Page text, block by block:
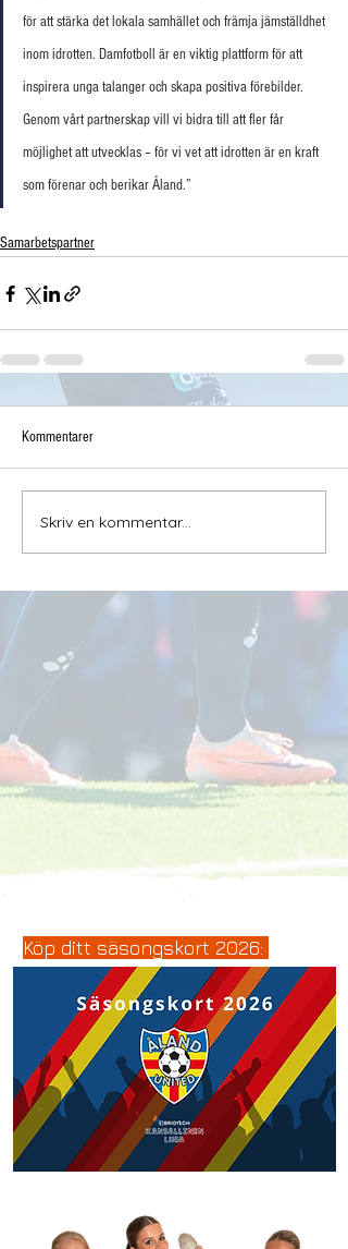
för att stärka det lokala samhället och främja jämställdhet
inom idrotten. Damfotboll är en viktig plattform för att
inspirera unga talanger och skapa positiva förebilder.
Genom vårt partnerskap vill vi bidra till att fler får
möjlighet att utvecklas – för vi vet att idrotten är en kraft
som förenar och berikar Åland.”
Samarbetspartner
Kommentarer
Skriv en kommentar...
Köp ditt säsongskort 2026: